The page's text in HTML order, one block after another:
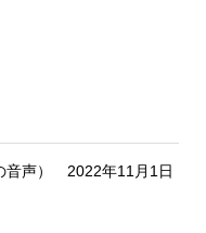
音声） 2022年11月1日